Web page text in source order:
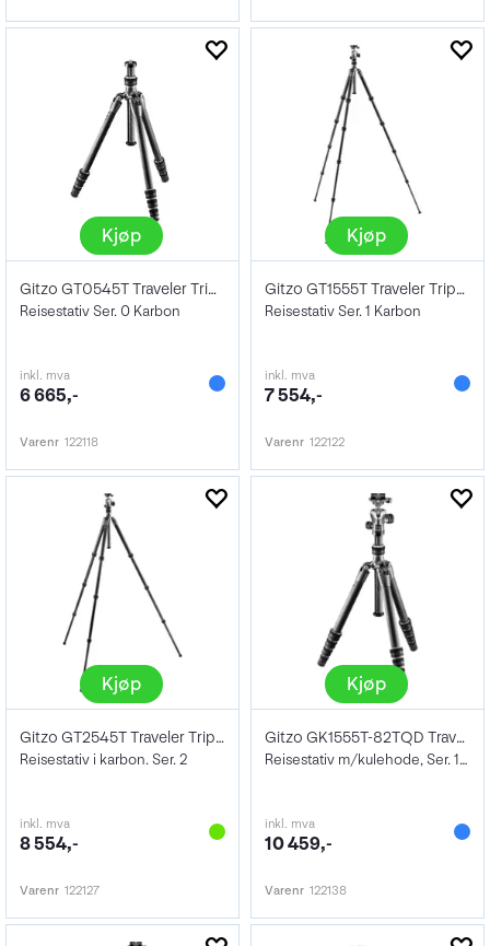
Kjøp
Gitzo GT0545T Traveler Tripod Carbon
Reisestativ Ser. 0 Karbon
inkl. mva
6 665,-
Varenr 122118
Kjøp
Gitzo GT1555T Traveler Tripod Carbon
Reisestativ Ser. 1 Karbon
inkl. mva
7 554,-
Varenr 122122
Kjøp
Gitzo GT2545T Traveler Tripod Carbon
Reisestativ i karbon. Ser. 2
inkl. mva
8 554,-
Varenr 122127
Kjøp
Gitzo GK1555T-82TQD Traveler Tripod KIT
Reisestativ m/kulehode, Ser. 1. Carbon.
inkl. mva
10 459,-
Varenr 122138